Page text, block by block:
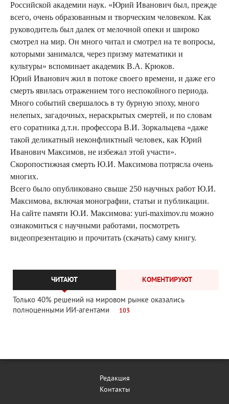
Российской академии наук. «Юрий Иванович был, прежде
всего, очень образованным и творческим человеком. Как
руководитель был далек от мелочной опеки и широко
смотрел на мир. Он много читал и смотрел на те вопросы,
которыми занимался, через призму математики и
культуры» вспоминает академик В.А. Крюков.
Юрий Иванович жил в потоке своего времени, и даже его
смерть явилась отражением того неспокойного периода.
Много событий свершалось в ту бурную эпоху, много
нелепых, загадочных, нераскрытых смертей, и по словам
его соратника д.т.н. профессора В.И. Зоркальцева «даже
такой деликатный неконфликтный человек, как Юрий
Иванович Максимов, не избежал этой участи».
Скоропостижная смерть Ю.И. Максимова потрясла очень
многих.
Всего было опубликовано свыше 250 научных работ Ю.И.
Максимова, включая монографии, статьи и публикации.
На сайте памяти Ю.И. Максимова: yuri-maximov.ru можно
ознакомиться с научными работами, посмотреть
видеопрезентацию и прочитать (скачать) саму книгу.
ЧИТАЮТ КОМЕНТИРУЮТ
Только 40% решений на мировом рынке оказались
полноценными ИИ-агентами
103
Редакция
Контакты